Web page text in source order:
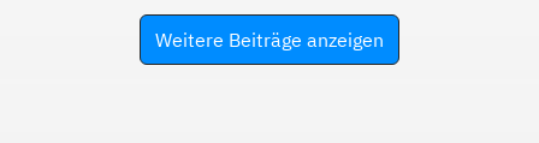
Weitere Beiträge anzeigen